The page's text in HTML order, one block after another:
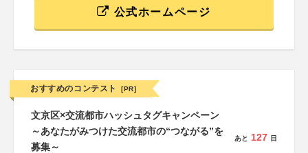
公式ホームページ
おすすめのコンテスト [PR]
文京区×交流都市ハッシュタグキャンペーン
～あなたがみつけた交流都市の“つながる”を
募集～
あと 127 日